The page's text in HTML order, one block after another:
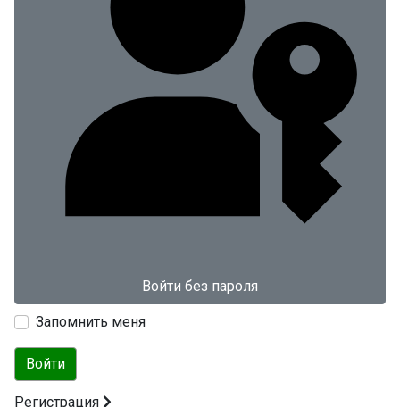
Войти без пароля
Запомнить меня
Войти
Регистрация